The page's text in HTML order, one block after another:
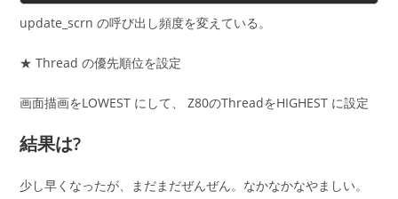
update_scrn の呼び出し頻度を変えている。
★ Thread の優先順位を設定
画面描画をLOWEST にして、 Z80のThreadをHIGHEST に設定
結果は?
少し早くなったが、まだまだぜんぜん。なかなかなやましい。